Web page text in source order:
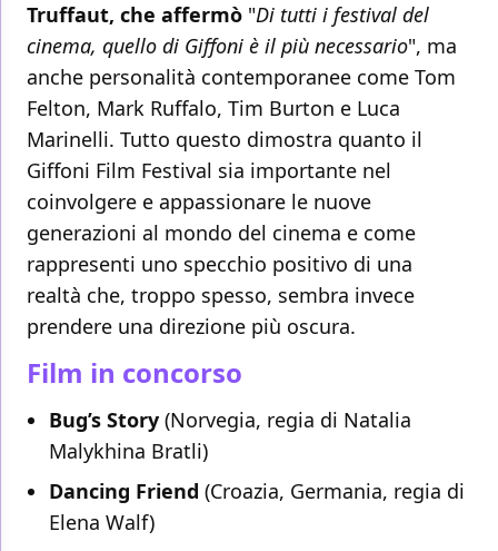
Truffaut, che affermò "Di tutti i festival del
cinema, quello di Giffoni è il più necessario", ma
anche personalità contemporanee come Tom
Felton, Mark Ruffalo, Tim Burton e Luca
Marinelli. Tutto questo dimostra quanto il
Giffoni Film Festival sia importante nel
coinvolgere e appassionare le nuove
generazioni al mondo del cinema e come
rappresenti uno specchio positivo di una
realtà che, troppo spesso, sembra invece
prendere una direzione più oscura.
Film in concorso
Bug’s Story (Norvegia, regia di Natalia
Malykhina Bratli)
Dancing Friend (Croazia, Germania, regia di
Elena Walf)